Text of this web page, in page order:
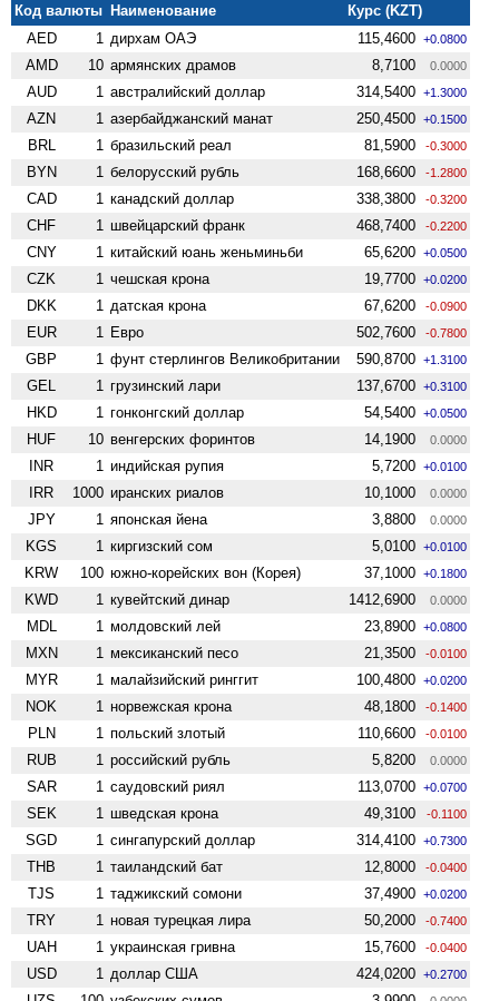
Код валюты Наименование
Курс (KZT)
AED
1 дирхам ОАЭ 115,4600 +0.0800
AMD 10 армянских драмов 8,7100 0.0000
AUD 1 австралийский доллар 314,5400 +1.3000
AZN 1 азербайджанский манат 250,4500 +0.1500
BRL 1 бразильский реал 81,5900 -0.3000
BYN 1 белорусский рубль 168,6600 -1.2800
CAD 1 канадский доллар 338,3800 -0.3200
CHF 1 швейцарский франк 468,7400 -0.2200
CNY 1 китайский юань женьминьби 65,6200 +0.0500
CZK 1 чешская крона 19,7700 +0.0200
DKK 1 датская крона 67,6200 -0.0900
EUR 1 Евро 502,7600 -0.7800
GBP 1 фунт стерлингов Велико­британии 590,8700 +1.3100
GEL 1 грузинский лари 137,6700 +0.3100
HKD 1 гонконгский доллар 54,5400 +0.0500
HUF 10 венгерских форинтов 14,1900 0.0000
INR 1 индийская рупия 5,7200 +0.0100
IRR 1000 иранских риалов 10,1000 0.0000
JPY 1 японская йена 3,8800 0.0000
KGS 1 киргизский сом 5,0100 +0.0100
KRW 100 южно-корейских вон (Корея) 37,1000 +0.1800
KWD 1 кувейтский динар 1412,6900 0.0000
MDL 1 молдовский лей 23,8900 +0.0800
MXN 1 мексиканский песо 21,3500 -0.0100
MYR 1 малайзийский ринггит 100,4800 +0.0200
NOK 1 норвежская крона 48,1800 -0.1400
PLN 1 польский злотый 110,6600 -0.0100
RUB 1 российский рубль 5,8200 0.0000
SAR 1 саудовский риял 113,0700 +0.0700
SEK 1 шведская крона 49,3100 -0.1100
SGD 1 сингапурский доллар 314,4100 +0.7300
THB 1 таиландский бат 12,8000 -0.0400
TJS 1 таджикский сомони 37,4900 +0.0200
TRY 1 новая турецкая лира 50,2000 -0.7400
UAH 1 украинская гривна 15,7600 -0.0400
USD 1 доллар США 424,0200 +0.2700